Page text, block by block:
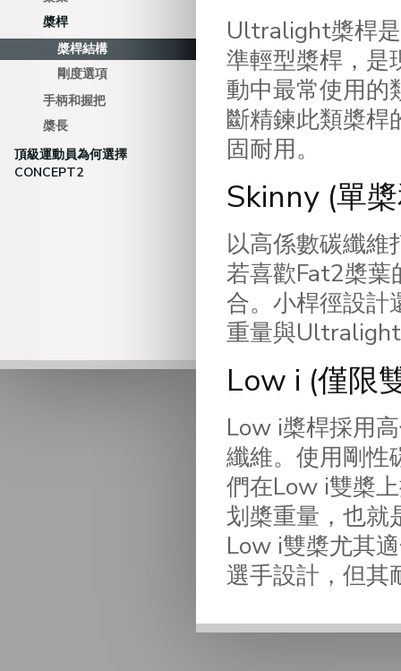
槳桿
槳桿結構
剛度選項
手柄和握把
槳長
頂級運動員為何選擇
CONCEPT2
Ultralight槳桿
準輕型槳桿，是
動中最常使用的
斷精鍊此類槳桿
固耐用。
Skinny (單
以高係數碳纖維
若喜歡Fat2槳葉
合。小桿徑設計
重量與
Low i (僅限
Low i槳桿採用
纖維。使用剛性
們在Low i雙槳
划槳重量，也就
Low i雙槳尤其
選手設計，但